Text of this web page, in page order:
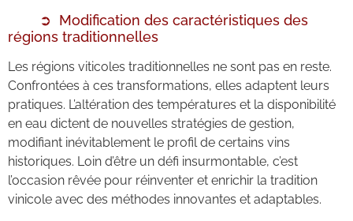
Modification des caractéristiques des
régions traditionnelles
Les régions viticoles traditionnelles ne sont pas en reste.
Confrontées à ces transformations, elles adaptent leurs
pratiques. L’altération des températures et la disponibilité
en eau dictent de nouvelles stratégies de gestion,
modifiant inévitablement le profil de certains vins
historiques. Loin d’être un défi insurmontable, c’est
l’occasion rêvée pour réinventer et enrichir la tradition
vinicole avec des méthodes innovantes et adaptables.